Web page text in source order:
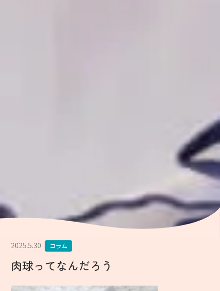
2025.5.30 コラム
肉球ってなんだろう